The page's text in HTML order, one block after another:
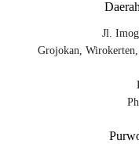
Jl.
Grojokan,